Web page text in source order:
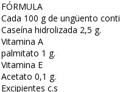
FÓRMULA
Cada 100 g de ungüento
Caseína hidrolizada 2,5 g.
Vitamina A
palmitato 1 g.
Vitamina E
Acetato 0,1 g.
Excipientes c.s